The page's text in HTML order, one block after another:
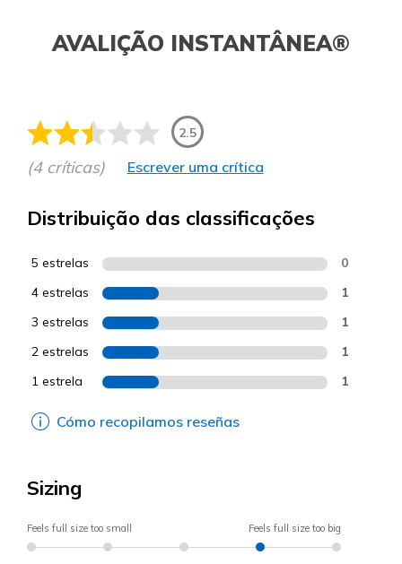
AVALIÇÃO INSTANTÂNEA®
2.5
(4 críticas) Escrever uma crítica
Distribuição das classificações
5 estrelas 0
4 estrelas 1
3 estrelas 1
2 estrelas 1
1 estrela 1
Cómo recopilamos reseñas
Sizing
Feels full size too small Feels full size too big